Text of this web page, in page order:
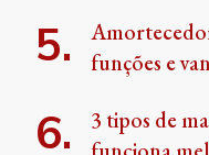
funções e
3 tipos de